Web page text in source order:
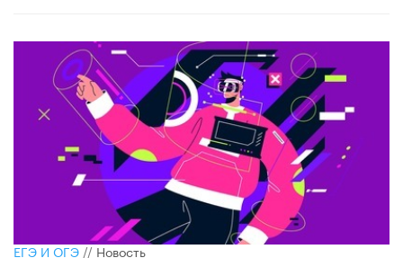
ЕГЭ И ОГЭ//Новость